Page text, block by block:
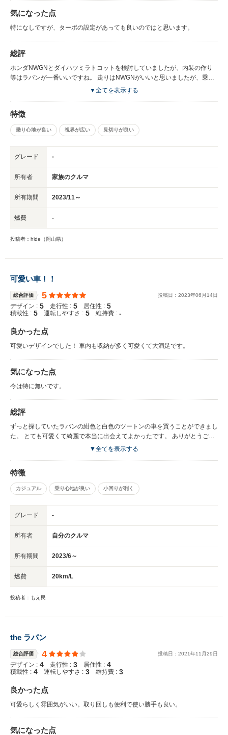
気になった点
特になしですが、ターボの設定があっても良いのではと思います。
総評
ホンダNWGNとダイハツミラトコットを検討していましたが、内装の作り
等はラパンが一番いいですね。 走りはNWGNがいいと思いましたが、乗る
人の意見を重要視してラパンにしました。
▼全てを表示する
特徴
乗り心地が良い 視界が広い 見切りが良い
グレード -
所有者 家族のクルマ
所有期間 2023/11～
燃費 -
投稿者：hide（岡山県）
可愛い車！！
総合評価 5 投稿日： 2023年06 月 14日
デザイン : 5 走行性 : 5 居住性 : 5
積載性 : 5 運転しやすさ : 5 維持費 : -
良かった点
可愛いデザインでした！ 車内も収納が多く可愛くて大満足です。
気になった点
今は特に無いです。
総評
ずっと探していたラパンの紺色と白色のツートンの車を買うことができまし
た。 とても可愛くて綺麗で本当に出会えてよかったです。 ありがとうござ
▼全てを表示する
特徴
カジュアル 乗り心地が良い 小回りが利く
グレード -
所有者 自分のクルマ
所有期間 2023/6～
燃費 20km/L
投稿者：もえ民
the ラパン
総合評価 4 投稿日： 2021年11 月29日
デザイン : 4 走行性 : 3 居住性 : 4
積載性 : 4 運転しやすさ : 3 維持費 : 3
良かった点
可愛らしく雰囲気がいい。取り回しも便利で使い勝手も良い。
気になった点